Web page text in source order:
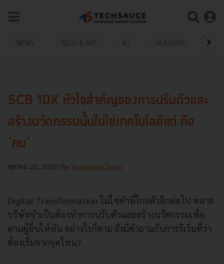
NEWS TECH & BIZ AI HEALTHTECH
SCB 10X หัวใจสำคัญของการปรับตัวและ
สร้างนวัตกรรมนั้นไม่ใช่เทคโนโลยีแต่ คือ
‘คน'
ตุลาคม 20, 2020 | By Techsauce Team
Digital Transformation ไม่ใช่คำที่ไกลตัวอีกต่อไป หลาย
บริษัทจำเป็นต้องทำการปรับตัวและสร้างนวัตกรรมเพื่อ
ตามผู้อื่นให้ทัน อย่างไรก็ตาม ยังมีคำถามกับการริเริ่มที่ว่า
ต้องเริ่มจากจุดไหน?